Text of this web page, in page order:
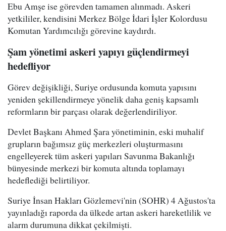
Ebu Amşe ise görevden tamamen alınmadı. Askeri
yetkililer, kendisini Merkez Bölge İdari İşler Kolordusu
Komutan Yardımcılığı görevine kaydırdı.
Şam yönetimi askeri yapıyı güçlendirmeyi
hedefliyor
Görev değişikliği, Suriye ordusunda komuta yapısını
yeniden şekillendirmeye yönelik daha geniş kapsamlı
reformların bir parçası olarak değerlendiriliyor.
Devlet Başkanı Ahmed Şara yönetiminin, eski muhalif
grupların bağımsız güç merkezleri oluşturmasını
engelleyerek tüm askeri yapıları Savunma Bakanlığı
bünyesinde merkezi bir komuta altında toplamayı
hedeflediği belirtiliyor.
Suriye İnsan Hakları Gözlemevi'nin (SOHR) 4 Ağustos'ta
yayınladığı raporda da ülkede artan askeri hareketlilik ve
alarm durumuna dikkat çekilmişti.